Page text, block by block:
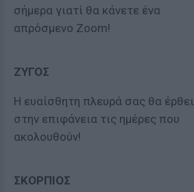
σήμερα γιατί θα κάνετε ένα
απρόσμενο Zoom!
ΖΥΓΟΣ
Η ευαίσθητη πλευρά σας θα έρθει
στην επιφάνεια τις ημέρες που
ακολουθούν!
ΣΚΟΡΠΙΟΣ